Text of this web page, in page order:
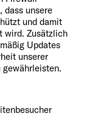
dass unsere
und damit
wird. Zusätzlich
Updates
unserer
gewährleisten.